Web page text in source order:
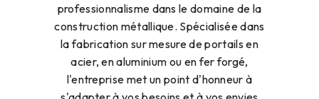
professionnalisme dans le domaine de la
construction métallique. Spécialisée dans
la fabrication sur mesure de portails en
acier, en aluminium ou en fer forgé,
l'entreprise met un point d'honneur à